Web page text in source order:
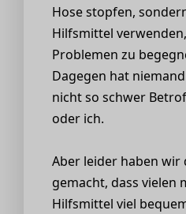
Hose stopfen,
Hilfsmittel
Problemen zu
Dagegen hat
nicht so schwer
oder ich.
Aber leider haben wir
gemacht, dass vielen
Hilfsmittel viel